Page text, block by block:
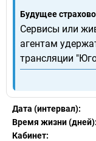
Будущее
Сервисы или
агентам
трансляции
Дата (интервал):
Время жизни (дней):
Кабинет: